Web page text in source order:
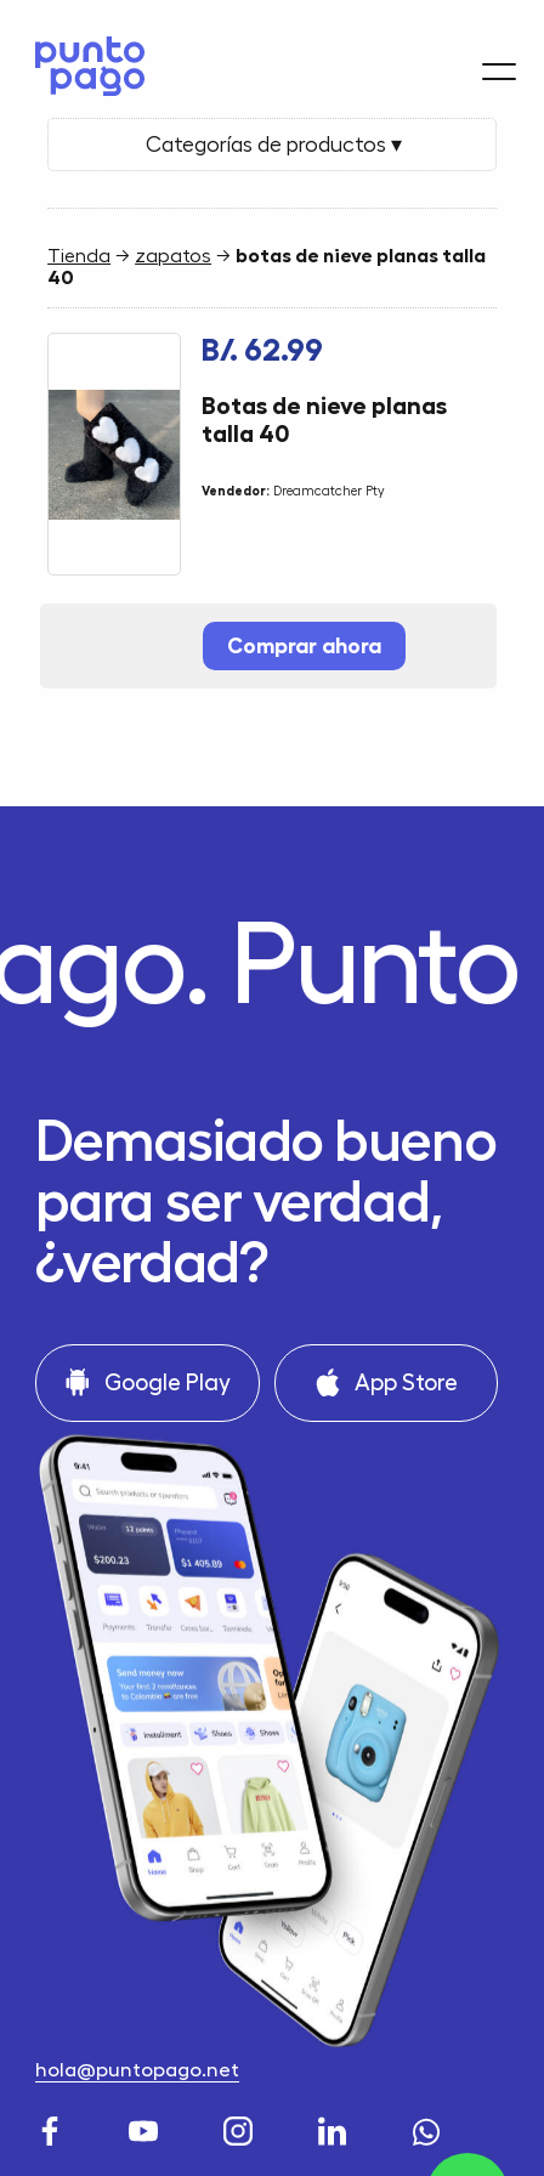
Categorías de productos ▾
Tienda → zapatos → botas de nieve planas talla
40
B/. 62.99
Botas de nieve planas
talla 40
Vendedor: Dreamcatcher Pty
Comprar ahora
Demasiado bueno
para ser verdad,
¿verdad?
Google Play App Store
hola@puntopago.net